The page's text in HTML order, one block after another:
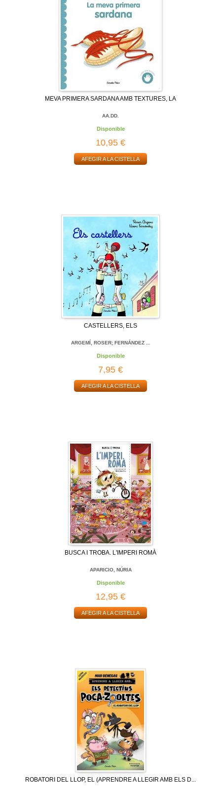
MEVA PRIMERA SARDANA AMB TEXTURES, LA
AA.DD.
Disponible
10,95 €
AFEGIR A LA CISTELLA
CASTELLERS, ELS
ARGEMÍ, ROSER; FERNÁNDEZ ...
Disponible
7,95 €
AFEGIR A LA CISTELLA
BUSCA I TROBA. L'IMPERI ROMÀ
APARICIO, NÚRIA
Disponible
12,95 €
AFEGIR A LA CISTELLA
ROBATORI DEL LLOP, EL (APRENDRE A LLEGIR AMB ELS D...